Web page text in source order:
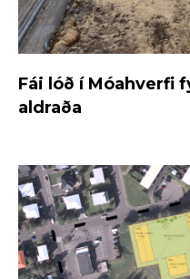
Fái lóð í Móahverfi
aldraða